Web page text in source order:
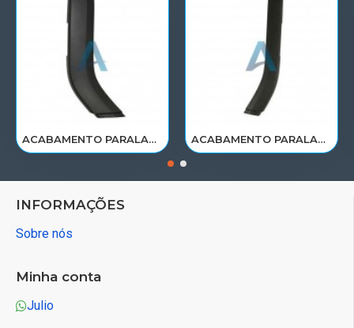
ACABAMENTO PARALAMA CABINE SCANIA NTG P/G/R/S LE PARTE TRAS 2297995 ACABAMENTO PARALAMA CABINE SCANIA NTG P/G/R/S LD PARTE TRAS 2297996
INFORMAÇÕES
Sobre nós
Minha conta
Julio